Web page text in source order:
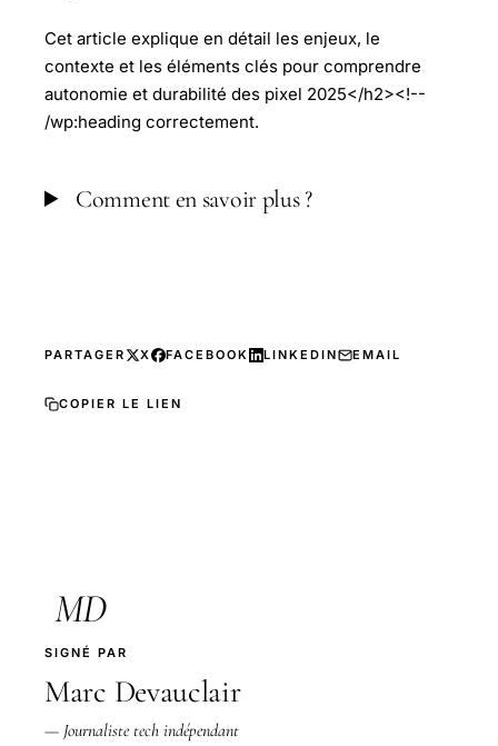
Cet article explique en détail les enjeux, le
contexte et les éléments clés pour comprendre
autonomie et durabilité des pixel 2025</h2><!--
/wp:heading correctement.
Comment en savoir plus ?
PARTAGER X FACEBOOK LINKEDIN EMAIL
COPIER LE LIEN
MD
SIGNÉ PAR
Marc Devauclair
— Journaliste tech indépendant